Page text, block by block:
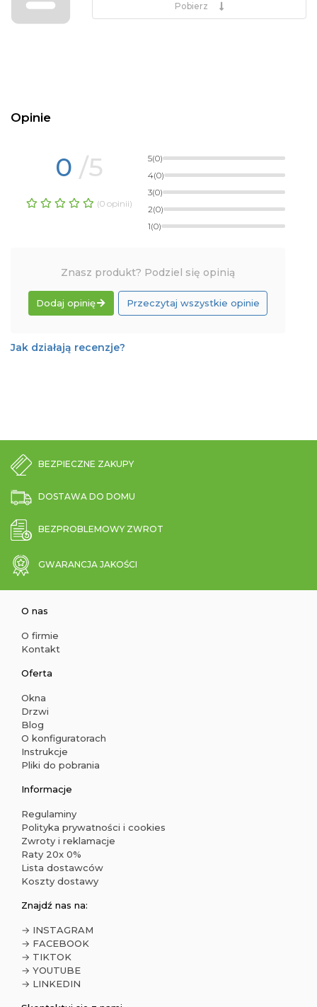
Pobierz
Opinie
0 /5
(0 opinii)
5(0)
4(0)
3(0)
2(0)
1(0)
Znasz produkt? Podziel się opinią
Dodaj opinię Przeczytaj wszystkie opinie
Jak działają recenzje?
BEZPIECZNE ZAKUPY
DOSTAWA DO DOMU
BEZPROBLEMOWY ZWROT
GWARANCJA JAKOŚCI
O nas
O firmie
Kontakt
Oferta
Okna
Drzwi
Blog
O konfiguratorach
Instrukcje
Pliki do pobrania
Informacje
Regulaminy
Polityka prywatności i cookies
Zwroty i reklamacje
Raty 20x 0%
Lista dostawców
Koszty dostawy
Znajdź nas na:
→ INSTAGRAM
→ FACEBOOK
→ TIKTOK
→ YOUTUBE
→ LINKEDIN